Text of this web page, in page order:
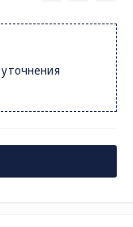
82-84